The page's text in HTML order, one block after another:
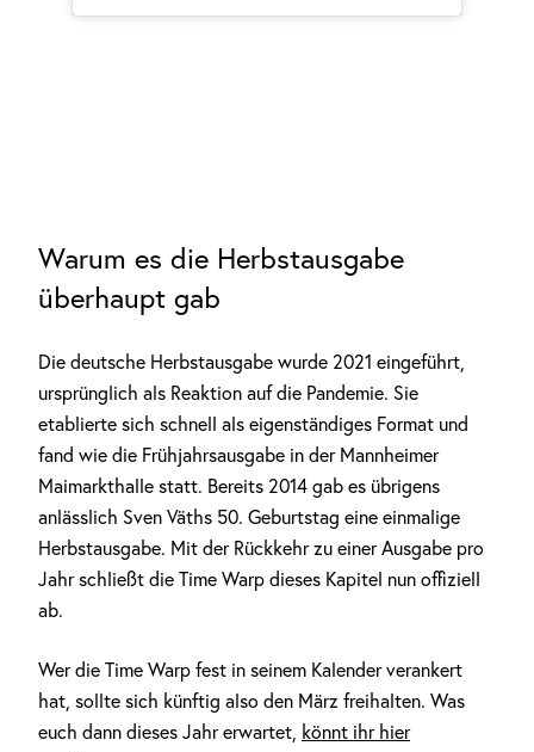
Warum es die Herbstausgabe
überhaupt gab
Die deutsche Herbstausgabe wurde 2021 eingeführt,
ursprünglich als Reaktion auf die Pandemie. Sie
etablierte sich schnell als eigenständiges Format und
fand wie die Frühjahrsausgabe in der Mannheimer
Maimarkthalle statt. Bereits 2014 gab es übrigens
anlässlich Sven Väths 50. Geburtstag eine einmalige
Herbstausgabe. Mit der Rückkehr zu einer Ausgabe pro
Jahr schließt die Time Warp dieses Kapitel nun offiziell
ab.
Wer die Time Warp fest in seinem Kalender verankert
hat, sollte sich künftig also den März freihalten. Was
euch dann dieses Jahr erwartet, könnt ihr hier